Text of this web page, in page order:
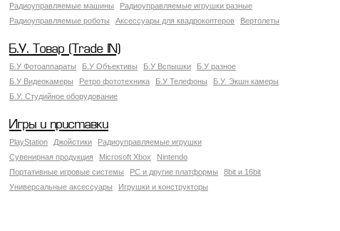
Радиоуправляемые машины
Радиоуправляемые игрушки разные
Радиоуправляемые роботы
Аксессуары для квадрокоптеров Вертолеты
Б.У. Товар (Trade IN)
Б.У Фотоаппараты Б.У Объективы Б.У Вспышки
Б.У разное
Б.У Видеокамеры
Ретро фототехника Б.У Телефоны
Б.У. Экшн камеры
Б.У. Студийное оборудование
Игры и приставки
PlayStation Джойстики
Радиоуправляемые игрушки
Сувенирная продукция
Microsoft Xbox
Nintendo
Портативные игровые системы
PC и другие платформы
8bit и 16bit
Универсальные аксессуары
Игрушки и конструкторы